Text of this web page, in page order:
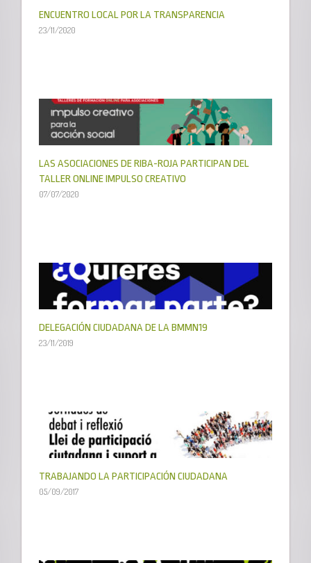
ENCUENTRO LOCAL POR LA TRANSPARENCIA
23/11/2020
LAS ASOCIACIONES DE RIBA-ROJA PARTICIPAN DEL
TALLER ONLINE IMPULSO CREATIVO
07/07/2020
DELEGACIÓN CIUDADANA DE LA BMMN19
23/11/2019
TRABAJANDO LA PARTICIPACIÓN CIUDADANA
05/09/2017